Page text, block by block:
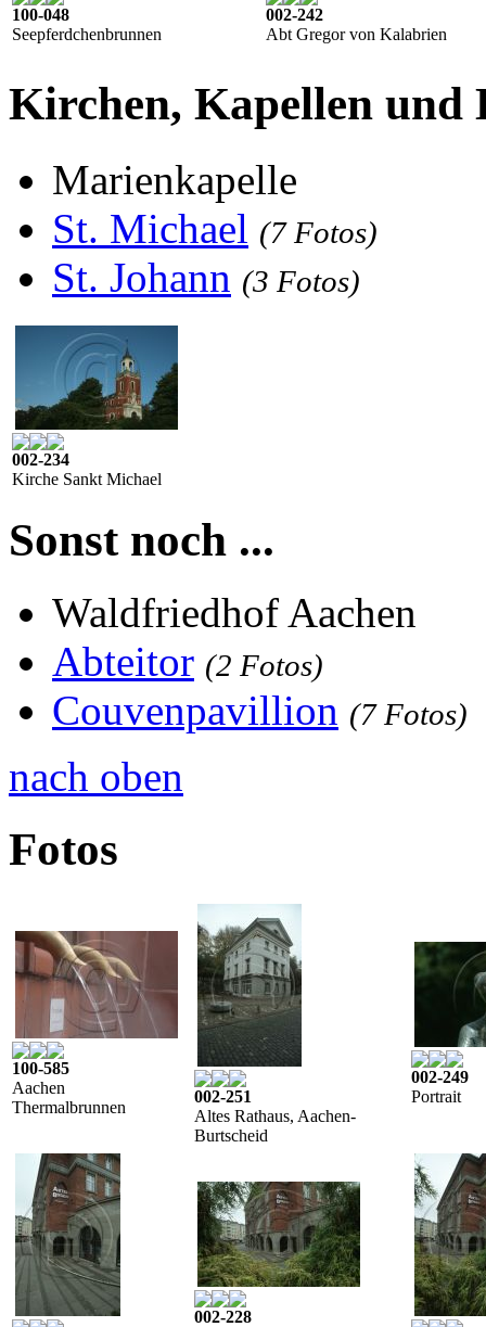
100-048
Seepferdchenbrunnen
002-242
Abt Gregor von Kalabrien
Kirchen, Kapellen
Marienkapelle
St. Michael (7 Fotos)
St. Johann (3 Fotos)
002-234
Kirche Sankt Michael
Sonst noch ...
Waldfriedhof Aachen
Abteitor (2 Fotos)
Couvenpavillion (7 Fotos)
nach oben
Fotos
100-585
Aachen
Thermalbrunnen
002-251
Altes Rathaus, Aachen-
Burtscheid
002-249
Portrait
002-228